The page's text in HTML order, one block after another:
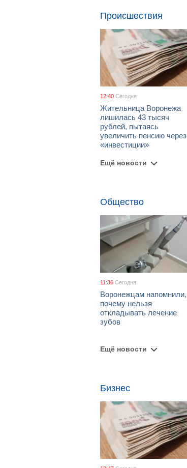
Происшествия
12:40 Сегодня
Жительница Воронежа
лишилась 43 тысяч
рублей, пытаясь
увеличить пенсию через
«инвестиции»
Ещё новости
Общество
11:36 Сегодня
Воронежцам напомнили,
почему нельзя
откладывать лечение
зубов
Ещё новости
Бизнес